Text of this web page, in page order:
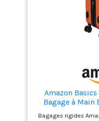
Amazon
Bagage à Main
Bagages rigides